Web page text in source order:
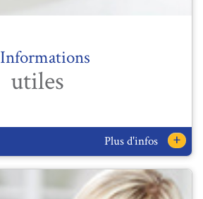
Informations
utiles
Plus d'infos +